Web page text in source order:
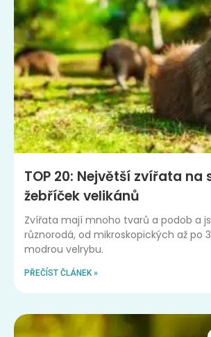
TOP 20: Největší zvířata na
žebříček velikánů
Zvířata mají mnoho tvarů a podob a
různorodá, od mikroskopických až po
modrou velrybu.
PŘEČÍST ČLÁNEK »